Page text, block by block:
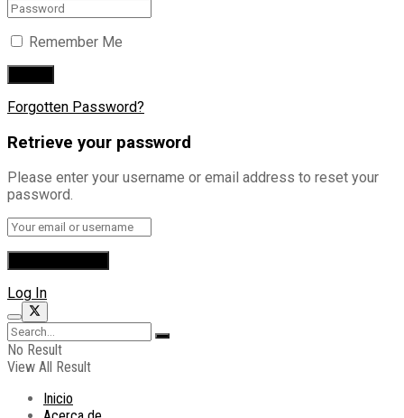
Remember Me
Forgotten Password?
Retrieve your password
Please enter your username or email address to reset your
password.
Log In
No Result
View All Result
Inicio